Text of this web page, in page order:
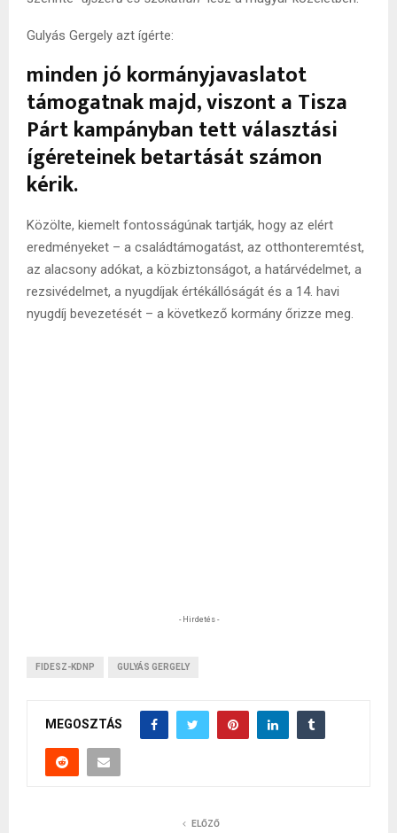
Gulyás Gergely azt ígérte:
minden jó kormányjavaslatot
támogatnak majd, viszont a Tisza
Párt kampányban tett választási
ígéreteinek betartását számon
kérik.
Közölte, kiemelt fontosságúnak tartják, hogy az elért
eredményeket – a családtámogatást, az otthonteremtést,
az alacsony adókat, a közbiztonságot, a határvédelmet, a
rezsivédelmet, a nyugdíjak értékállóságát és a 14. havi
nyugdíj bevezetését – a következő kormány őrizze meg.
- Hirdetés -
FIDESZ-KDNP GULYÁS GERGELY
MEGOSZTÁS
ELŐZŐ